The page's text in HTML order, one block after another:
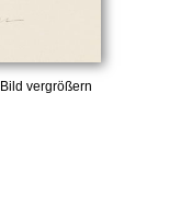
Bild vergrößern